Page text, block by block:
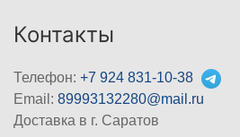
Контакты
Телефон: +7 924 831-10-38
Email: 89993132280@mail.ru
Доставка в г. Саратов